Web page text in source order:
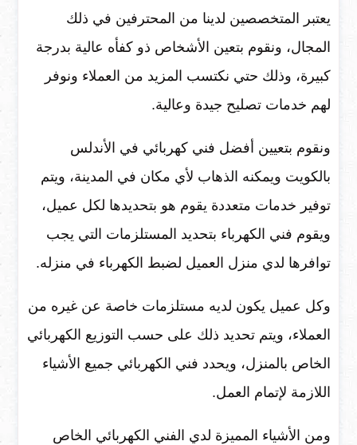
يعتبر المتخصصين لدينا من المحترفين في ذلك
المجال، ونقوم بتعين الأشخاص ذو كفأه عالية بدرجة
كبيرة، وذلك حتي نكتسب المزيد من العملاء ونوفر
لهم خدمات تصليح جيدة وعالية.
ونقوم بتعيين أفضل فني كهربائي في الأندلس
بالكويت ويمكنه الذهاب لأي مكان في المدينة، ويتم
توفير خدمات متعددة يقوم هو بتحديدها لكل عميل،
ويقوم فني الكهرباء بتحديد المستلزمات التي يجب
توافرها لدي منزل العميل لضبط الكهرباء في منزله.
وكل عميل يكون لديه مستلزمات خاصة عن غيره من
العملاء، ويتم تحديد ذلك على حسب التوزيع الكهربائي
الخاص بالمنزل، ويحدد فني الكهربائي جميع الأشياء
اللازمة لإتمام العمل.
ومن الأشياء المميزة لدي الفني الكهربائي الخاص